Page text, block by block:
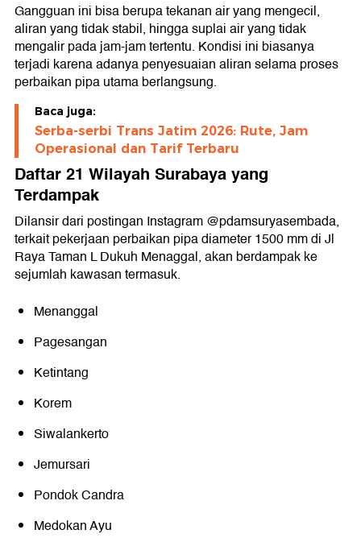
Gangguan ini bisa berupa tekanan air yang mengecil,
aliran yang tidak stabil, hingga suplai air yang tidak
mengalir pada jam-jam tertentu. Kondisi ini biasanya
terjadi karena adanya penyesuaian aliran selama proses
perbaikan pipa utama berlangsung.
Baca juga:
Serba-serbi Trans Jatim 2026: Rute, Jam
Operasional dan Tarif Terbaru
Daftar 21 Wilayah Surabaya yang
Terdampak
Dilansir dari postingan Instagram @pdamsuryasembada,
terkait pekerjaan perbaikan pipa diameter 1500 mm di Jl
Raya Taman L Dukuh Menaggal, akan berdampak ke
sejumlah kawasan termasuk.
Menanggal
Pagesangan
Ketintang
Korem
Siwalankerto
Jemursari
Pondok Candra
Medokan Ayu